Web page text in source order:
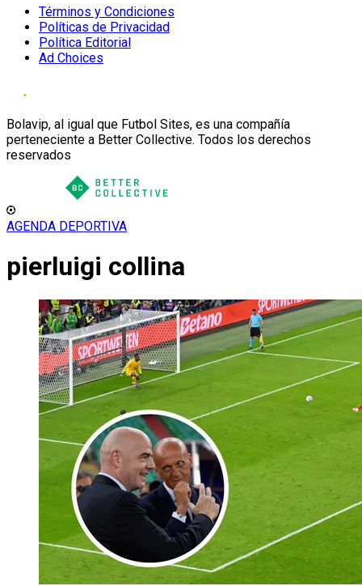
Términos y Condiciones
Políticas de Privacidad
Política Editorial
Ad Choices
Bolavip, al igual que Futbol Sites, es una compañía
perteneciente a Better Collective. Todos los derechos
reservados
AGENDA DEPORTIVA
pierluigi collina